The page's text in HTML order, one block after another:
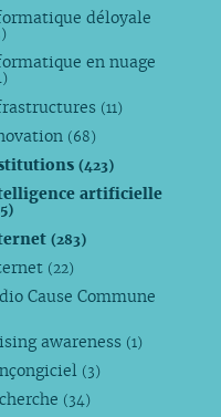
déloyale
en nuage
(11)
(68)
(423)
artificielle
(283)
(22)
Cause Commune
awareness (1)
(3)
(34)